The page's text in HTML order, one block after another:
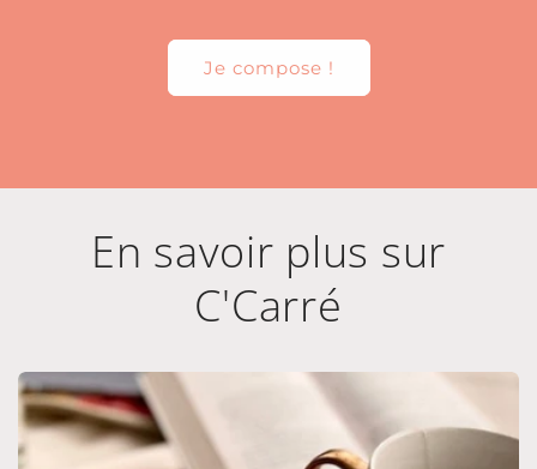
Je compose !
En savoir plus sur
C'Carré